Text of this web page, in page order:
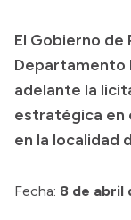
Transparencia
Presupuesto
Boletín Oficial
Consulta de
El Gobierno de
Departamento
adelante la
estratégica en
en la localidad
Fecha: 8 de abril